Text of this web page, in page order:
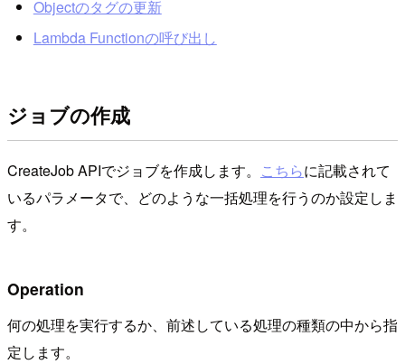
Objectのタグの更新
Lambda Functionの呼び出し
ジョブの作成
CreateJob APIでジョブを作成します。 こちらに記載されて
いるパラメータで、どのような一括処理を行うのか設定しま
す。
Operation
何の処理を実行するか、前述している処理の種類の中から指
定します。